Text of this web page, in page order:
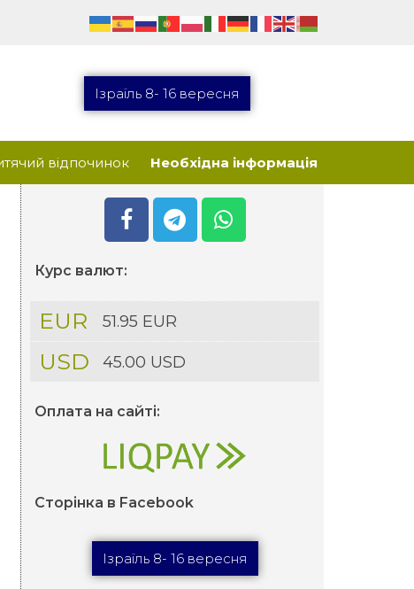
Ізраїль 8- 16 вересня
відпочинок Необхідна інформація
Курс валют:
EUR 51.95 EUR
USD 45.00 USD
Оплата на сайті:
Сторінка в Facebook
Ізраїль 8- 16 вересня